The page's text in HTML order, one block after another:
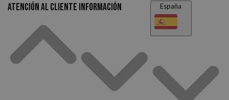
Atención al cliente Información España